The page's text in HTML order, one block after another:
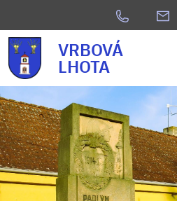
VRBOVÁ
LHOTA